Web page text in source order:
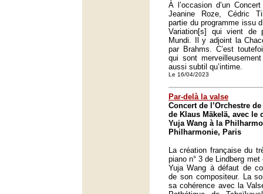
À l’occasion d’un
Jeanine Roze, Cédric
partie du programme issu
Variation[s] qui vient de
Mundi. Il y adjoint la
par Brahms. C’est
qui sont
aussi subtil qu’intime.
Le 16/04/2023
Par-delà la valse
Concert de l’Orchestre
de Klaus Mäkelä, avec le
Yuja Wang à la
Philharmonie, Paris
La création française du
piano n° 3 de Lindberg
Yuja Wang à défaut de
de son compositeur. La
sa cohérence avec la